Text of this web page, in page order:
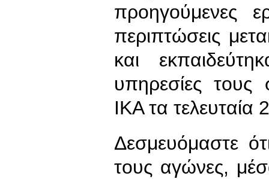
προηγούμενες
περιπτώσεις
και
υπηρεσίες τους
ΙΚΑ τα τελευταία
Δεσμευόμαστε
τους αγώνες,